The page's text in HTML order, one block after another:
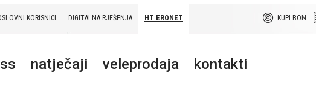
KUPI BON
KORISNICI DIGITALNA RJEŠENJA HT ERONET
natječaji veleprodaja kontakti